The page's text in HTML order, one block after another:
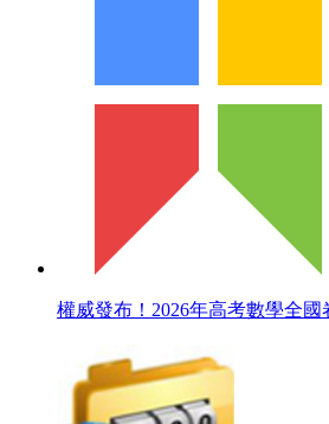
權威發布！2026年高考數學全國